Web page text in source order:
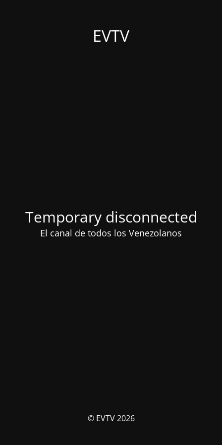
EVTV
Temporary disconnected
El canal de todos los Venezolanos
© EVTV 2026